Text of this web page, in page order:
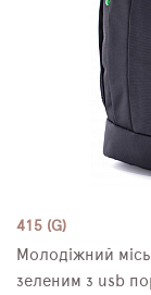
415 (G)
Молодіжний
зеленим з usb портом